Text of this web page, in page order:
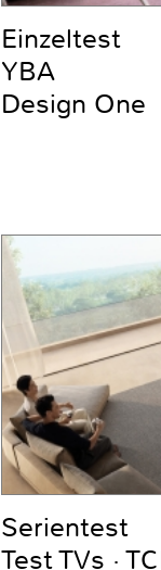
Einzeltest
YBA
Design One
Serientest
Test TVs ·